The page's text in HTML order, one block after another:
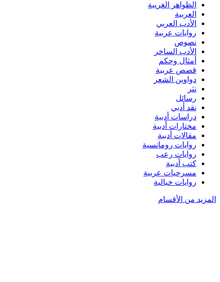
الظواهر الغريبة‏
العربية
الأدب العربي
روايات عربية
نصوص
الأدب الساخر
أمثال وحكم
قصص عربية
دواوين الشعر
نثر
رسائل
نقد أدبي
دراسات أدبية
مختارات أدبية
مقالات أدبية
روايات رومانسية
روايات رعب
كتب أدبية
مسرحيات عربية
روايات خيالية
المزيد من الأقسام